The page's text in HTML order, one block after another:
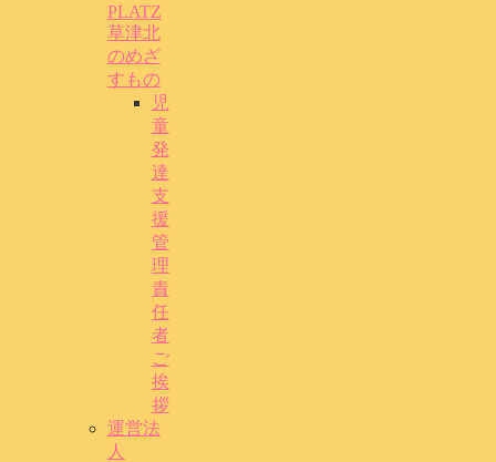
PLATZ
草津北
のめざ
すもの
児
童
発
達
支
援
管
理
責
任
者
ご
挨
拶
運営法
人